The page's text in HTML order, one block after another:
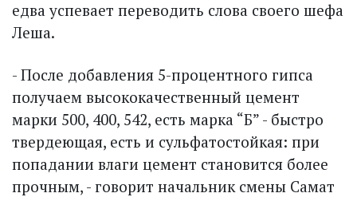
едва успевает переводить слова своего шефа
Леша.
- После добавления 5-процентного гипса
получаем высококачественный цемент
марки 500, 400, 542, есть марка “Б” - быстро
твердеющая, есть и сульфатостойкая: при
попадании влаги цемент становится более
прочным, - говорит начальник смены Самат